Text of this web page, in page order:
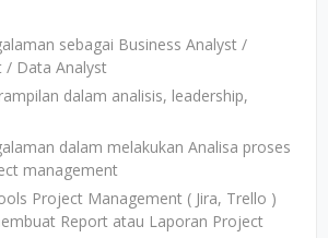
sebagai Business Analyst /
/ Data Analyst
dalam analisis, leadership,
dalam melakukan Analisa proses
management
Project Management ( Jira, Trello )
Report atau Laporan Project